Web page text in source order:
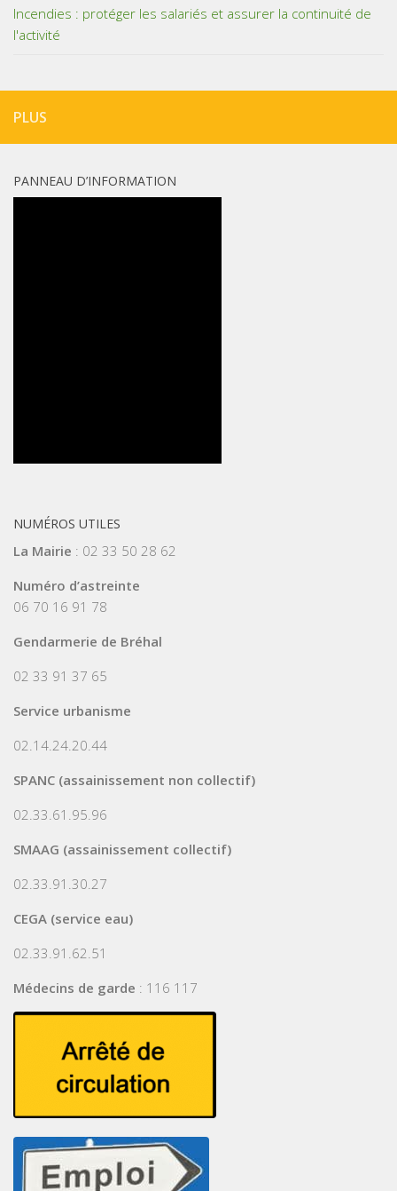
Incendies : protéger les salariés et assurer la continuité de
l'activité
PLUS
PANNEAU D’INFORMATION
NUMÉROS UTILES
La Mairie : 02 33 50 28 62
Numéro d’astreinte
06 70 16 91 78
Gendarmerie de Bréhal
02 33 91 37 65
Service urbanisme
02.14.24.20.44
SPANC (assainissement non collectif)
02.33.61.95.96
SMAAG (assainissement collectif)
02.33.91.30.27
CEGA (service eau)
02.33.91.62.51
Médecins de garde : 116 117